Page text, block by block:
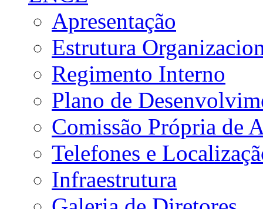
Apresentação
Estrutura
Regimento Interno
Plano de
Comissão Própria de
Telefones e
Infraestrutura